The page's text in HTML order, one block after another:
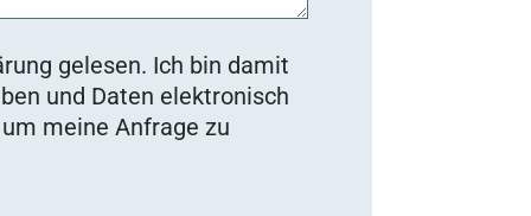
gelesen. Ich bin damit
und Daten elektronisch
meine Anfrage zu